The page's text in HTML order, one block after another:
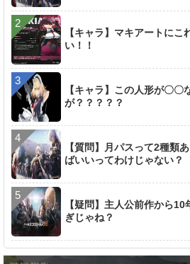
【キャラ】マキアートに
い！！
【キャラ】この人形が〇〇
が？？？？？
【質問】月パスって2種類
ばいいってわけじゃない？
【疑問】主人公前作から
ぎじゃね？